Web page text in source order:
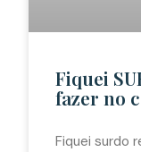
Fiquei
fazer no
Fiquei surdo